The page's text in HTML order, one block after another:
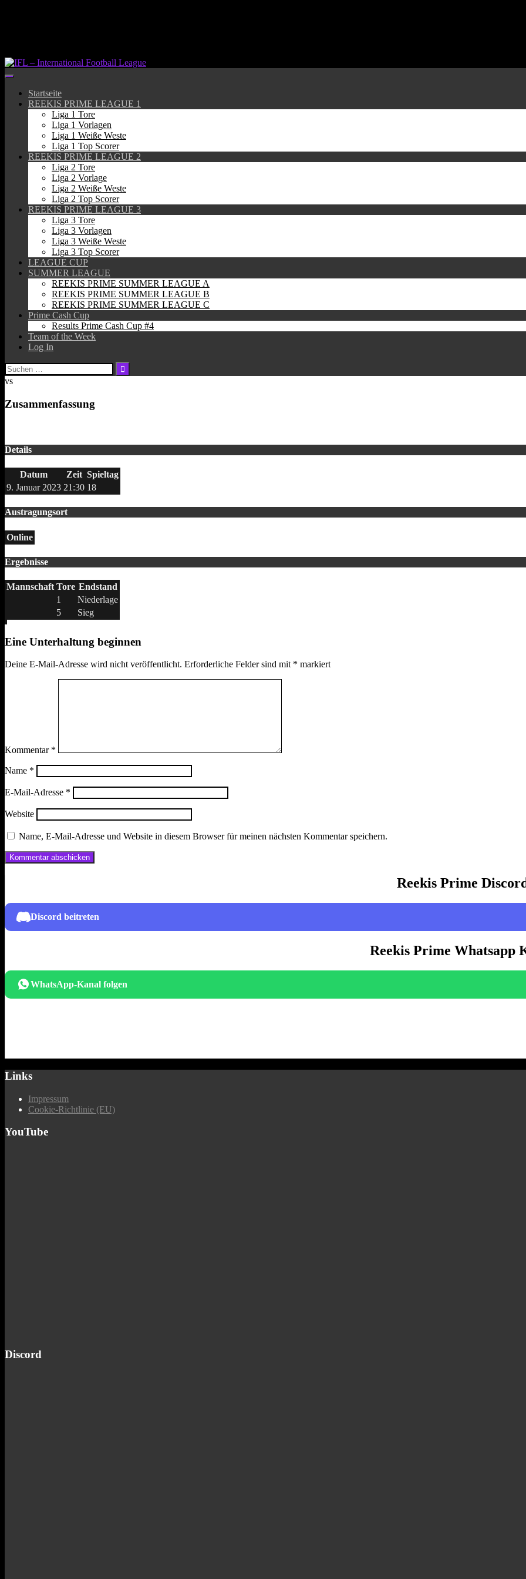
Startseite
REEKIS PRIME LEAGUE 1
Liga 1 Tore
Liga 1 Vorlagen
Liga 1 Weiße Weste
Liga 1 Top Scorer
REEKIS PRIME LEAGUE 2
Liga 2 Tore
Liga 2 Vorlage
Liga 2 Weiße Weste
Liga 2 Top Scorer
REEKIS PRIME LEAGUE 3
Liga 3 Tore
Liga 3 Vorlagen
Liga 3 Weiße Weste
Liga 3 Top Scorer
LEAGUE CUP
SUMMER LEAGUE
REEKIS PRIME SUMMER LEAGUE A
REEKIS PRIME SUMMER LEAGUE B
REEKIS PRIME SUMMER LEAGUE C
Prime Cash Cup
Results Prime Cash Cup #4
Team of the Week
Log In
Suchen
nach:
vs
Zusammenfassung
Details
Datum Zeit Spieltag
9. Januar 2023 21:30 18
Austragungsort
Online
Ergebnisse
Mannschaft Tore Endstand
1
Niederlage
5
Sieg
Eine Unterhaltung beginnen
Deine E-Mail-Adresse wird nicht veröffentlicht. Erforderliche Felder sind mit * markiert
Kommentar *
Name *
E-Mail-Adresse *
Website
Name, E-Mail-Adresse und Website in diesem Browser für meinen nächsten Kommentar speichern.
Reekis Prime
Discord beitreten
Reekis Prime Whatsapp
WhatsApp-Kanal folgen
Links
Impressum
Cookie-Richtlinie (EU)
YouTube
Discord